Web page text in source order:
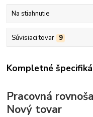
Na stiahnutie
Súvisiaci tovar 9
Kompletné
Pracovná
Nový tovar